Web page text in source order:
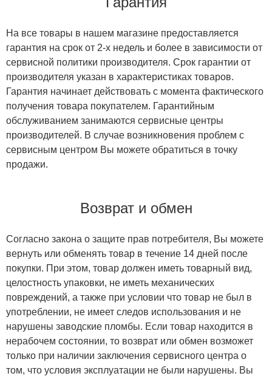
На все товары в нашем магазине предоставляется
гарантия на срок от 2-х недель и более в зависимости от
сервисной политики производителя. Срок гарантии от
производителя указан в характеристиках товаров.
Гарантия начинает действовать с момента фактического
получения товара покупателем. Гарантийным
обслуживанием занимаются сервисные центры
производителей. В случае возникновения проблем с
сервисным центром Вы можете обратиться в точку
продажи.
Возврат и обмен
Согласно закона о защите прав потребителя, Вы можете
вернуть или обменять товар в течение 14 дней после
покупки. При этом, товар должен иметь товарный вид,
целостность упаковки, не иметь механических
повреждений, а также при условии что товар не был в
употреблении, не имеет следов использования и не
нарушены заводские пломбы. Если товар находится в
нерабочем состоянии, то возврат или обмен возможет
только при наличии заключения сервисного центра о
том, что условия эксплуатации не были нарушены. Вы